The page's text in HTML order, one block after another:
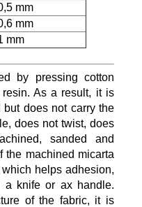
mm
mm
mm
by pressing cotton
As a result, it is
does not carry the
does not twist, does
sanded and
the machined micarta
helps adhesion,
a knife or ax handle.
of the fabric, it is